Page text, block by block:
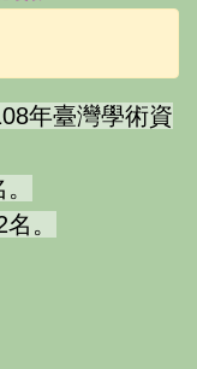
年臺灣學術資
。